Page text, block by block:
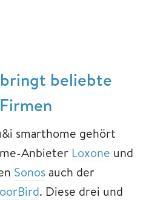
beliebte
smarthome gehört
Anbieter Loxone und
Sonos auch der
. Diese drei und